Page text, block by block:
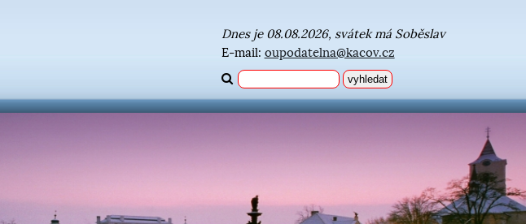
Dnes je 08.08.2026, svátek má Soběslav
E-mail: oupodatelna@kacov.cz